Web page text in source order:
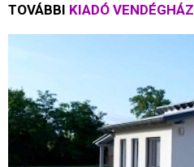
TOVÁBBI KIADÓ VENDÉGHÁZ